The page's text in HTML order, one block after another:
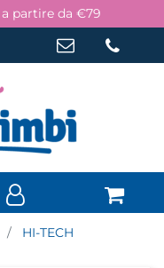
a partire da €79
HI-TECH